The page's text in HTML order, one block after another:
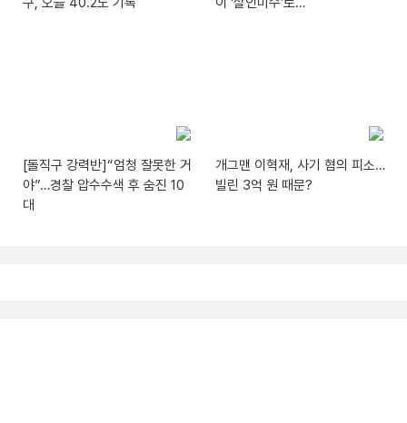
[돌직구 강력반]“엄청 잘못한 거
야”…경찰 압수수색 후 숨진 10
대
개그맨 이혁재, 사기 혐의 피소…
빌린 3억 원 때문?